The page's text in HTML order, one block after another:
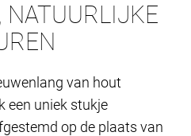
NATUURLIJKE
van hout
een uniek stukje
op de plaats van